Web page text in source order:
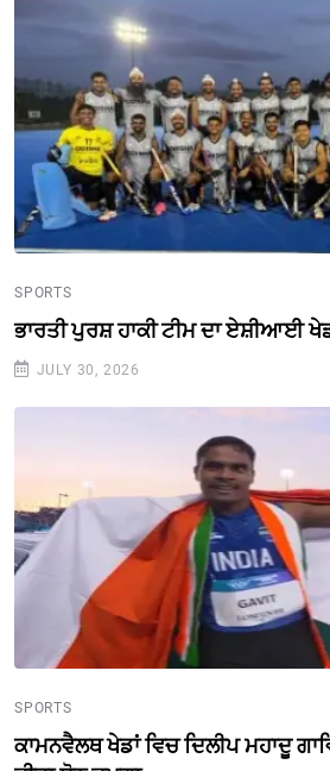
SPORTS
ਭਾਰਤੀ ਪੁਰਸ਼ ਹਾਕੀ ਟੀਮ ਦਾ ਏਸ਼ੀਆਈ
JULY 30, 2026
SPORTS
ਕਾਮਨਵੈਲਥ ਖੇਡਾਂ ਵਿਚ ਦਿਲੀਪ ਮਹਾਦੂ